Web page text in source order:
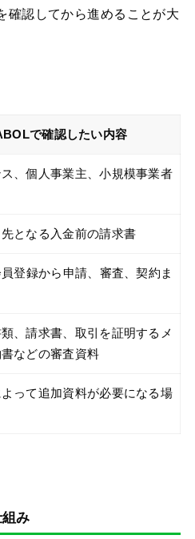
確認してから進めることが大
で確認したい内容
、個人事業主、小規模事業者
となる入金前の請求書
登録から申請、審査、契約ま
、請求書、取引を証明するメ
などの審査資料
って追加資料が必要になる場
み